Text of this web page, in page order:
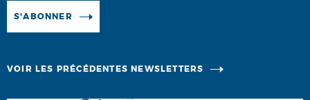
S'ABONNER
VOIR LES PRÉCÉDENTES NEWSLETTERS